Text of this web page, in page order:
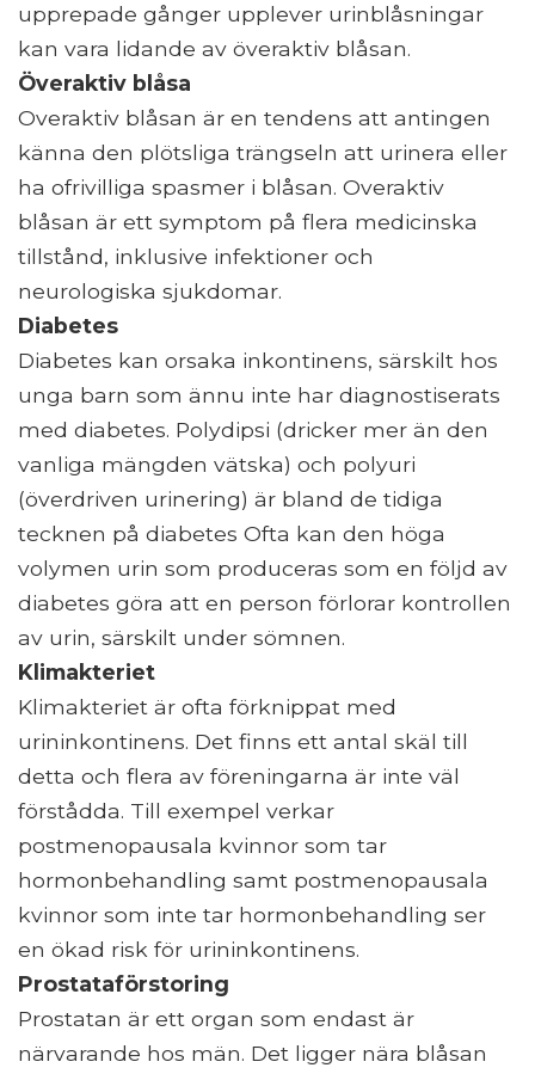
upprepade gånger upplever urinblåsningar
kan vara lidande av överaktiv blåsan.
Överaktiv blåsa
Overaktiv blåsan är en tendens att antingen
känna den plötsliga trängseln att urinera eller
ha ofrivilliga spasmer i blåsan. Overaktiv
blåsan är ett symptom på flera medicinska
tillstånd, inklusive infektioner och
neurologiska sjukdomar.
Diabetes
Diabetes kan orsaka inkontinens, särskilt hos
unga barn som ännu inte har diagnostiserats
med diabetes. Polydipsi (dricker mer än den
vanliga mängden vätska) och polyuri
(överdriven urinering) är bland de tidiga
tecknen på diabetes Ofta kan den höga
volymen urin som produceras som en följd av
diabetes göra att en person förlorar kontrollen
av urin, särskilt under sömnen.
Klimakteriet
Klimakteriet är ofta förknippat med
urininkontinens. Det finns ett antal skäl till
detta och flera av föreningarna är inte väl
förstådda. Till exempel verkar
postmenopausala kvinnor som tar
hormonbehandling samt postmenopausala
kvinnor som inte tar hormonbehandling ser
en ökad risk för urininkontinens.
Prostataförstoring
Prostatan är ett organ som endast är
närvarande hos män. Det ligger nära blåsan